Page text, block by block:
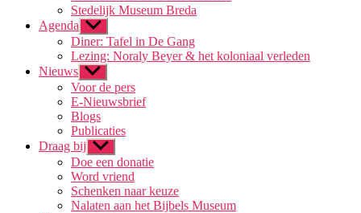
Stedelijk Museum Breda
Agenda Toon
submenu
Diner: Tafel in De Gang
Lezing: Noraly Beyer & het koloniaal verleden
Nieuws Toon
submenu
Voor de pers
E-Nieuwsbrief
Blogs
Publicaties
Draag bij Toon
submenu
Doe een donatie
Word vriend
Schenken naar keuze
Nalaten aan het Bijbels Museum